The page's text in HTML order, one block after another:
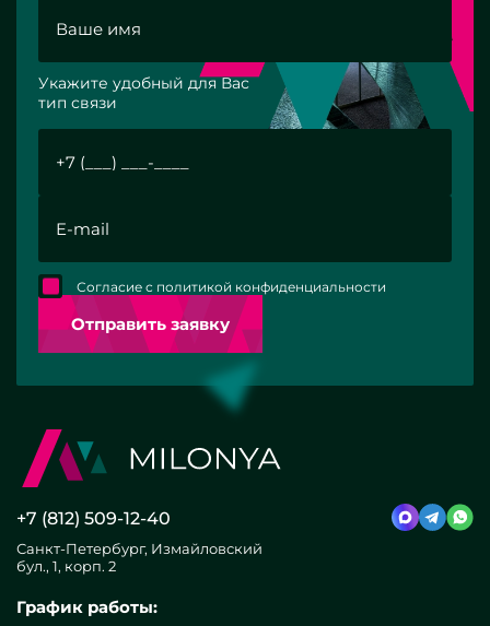
Укажите удобный для Вас
тип связи
Отправить заявку
Согласие с политикой конфиденциальности
+7 (812) 509-12-40
Санкт-Петербург, Измайловский
бул., 1, корп. 2
График работы: